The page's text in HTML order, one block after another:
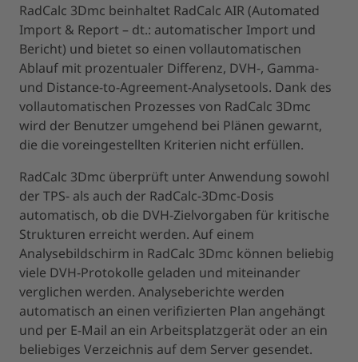
RadCalc 3Dmc beinhaltet RadCalc AIR (Automated
Import & Report – dt.: automatischer Import und
Bericht) und bietet so einen vollautomatischen
Ablauf mit prozentualer Differenz, DVH-, Gamma-
und Distance-to-Agreement-Analysetools. Dank des
vollautomatischen Prozesses von RadCalc 3Dmc
wird der Benutzer umgehend bei Plänen gewarnt,
die die voreingestellten Kriterien nicht erfüllen.
RadCalc 3Dmc überprüft unter Anwendung sowohl
der TPS- als auch der RadCalc-3Dmc-Dosis
automatisch, ob die DVH-Zielvorgaben für kritische
Strukturen erreicht werden. Auf einem
Analysebildschirm in RadCalc 3Dmc können beliebig
viele DVH-Protokolle geladen und miteinander
verglichen werden. Analyseberichte werden
automatisch an einen verifizierten Plan angehängt
und per E-Mail an ein Arbeitsplatzgerät oder an ein
beliebiges Verzeichnis auf dem Server gesendet.